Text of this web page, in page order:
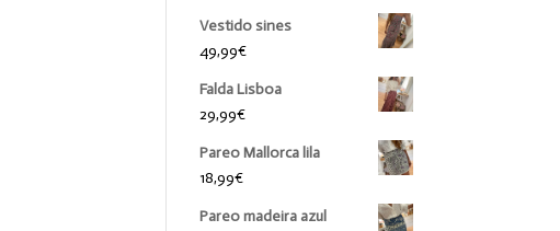
Vestido sines
49,99€
Falda Lisboa
29,99€
Pareo Mallorca lila
18,99€
Pareo madeira azul